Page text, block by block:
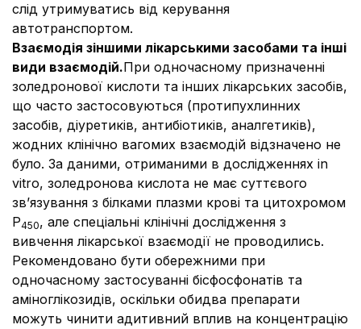
слід утримуватись від керування
автотранспортом.
Взаємодія зіншими лікарськими засобами та інші
види взаємодій.При одночасному призначенні
золедронової кислоти та інших лікарських засобів,
що часто застосовуються (протипухлинних
засобів, діуретиків, антибіотиків, аналгетиків),
жодних клінічно вагомих взаємодій відзначено не
було. За даними, отриманими в дослідженнях in
vitro, золедронова кислота не має суттєвого
зв’язування з білками плазми крові та цитохромом
Р450, але спеціальні клінічні дослідження з
вивчення лікарської взаємодії не проводились.
Рекомендовано бути обережними при
одночасному застосуванні бісфосфонатів та
аміноглікозидів, оскільки обидва препарати
можуть чинити адитивний вплив на концентрацію